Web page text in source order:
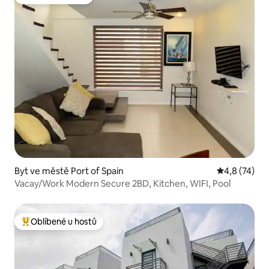
Byt ve městě Port of Spain Průměrné
4,8 (74)
Vacay/Work Modern Secure 2BD, Kitchen, WIFI, Pool
Nejlepší v kategorii Oblíbené u hostů
Oblíbené u hostů